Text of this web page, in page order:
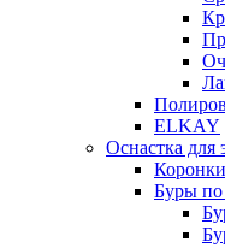
ELKAY
Оснастка для
Буры по